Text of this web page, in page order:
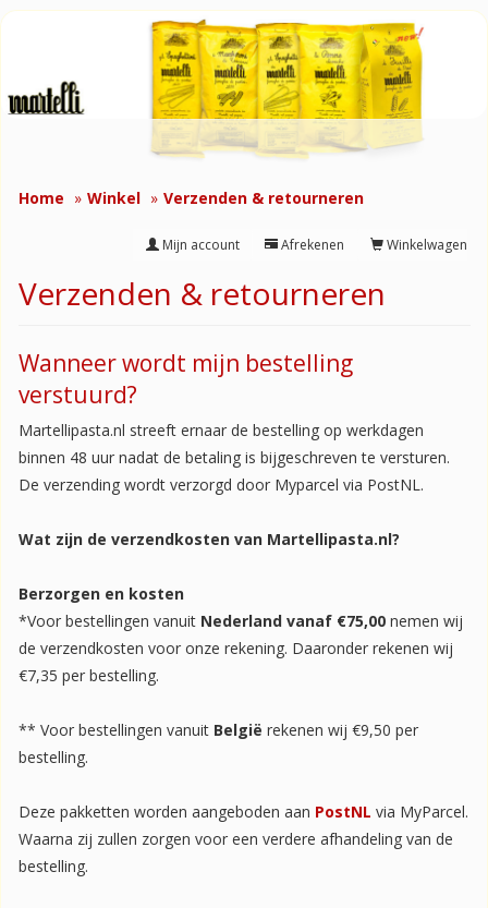
Home Winkel Verzenden & retourneren
Winkelwagen
Afrekenen
Mijn account
Verzenden & retourneren
Wanneer wordt mijn bestelling
verstuurd?
Martellipasta.nl streeft ernaar de bestelling op werkdagen
binnen 48 uur nadat de betaling is bijgeschreven te versturen.
De verzending wordt verzorgd door Myparcel via PostNL.
Wat zijn de verzendkosten van Martellipasta.nl?
Berzorgen en kosten
*Voor bestellingen vanuit Nederland vanaf €75,00 nemen wij
de verzendkosten voor onze rekening. Daaronder rekenen wij
€7,35 per bestelling.
** Voor bestellingen vanuit België rekenen wij €9,50 per
bestelling.
Deze pakketten worden aangeboden aan PostNL via MyParcel.
Waarna zij zullen zorgen voor een verdere afhandeling van de
bestelling.